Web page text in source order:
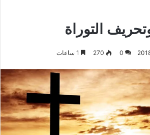
التوراة
0
270